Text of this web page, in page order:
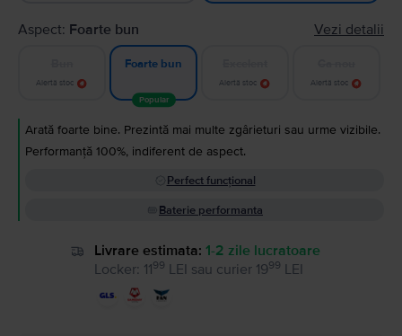
Aspect: Foarte bun Vezi detalii
Alertă stoc
Foarte bun
Popular
Alertă stoc Alertă stoc
Arată foarte bine. Prezintă mai multe zgârieturi sau urme vizibile.
Performanță 100%, indiferent de aspect.
Perfect funcțional
Baterie performanta
Livrare estimata: 1-2 zile lucratoare
Locker: 1199 LEI sau curier 1999 LEI